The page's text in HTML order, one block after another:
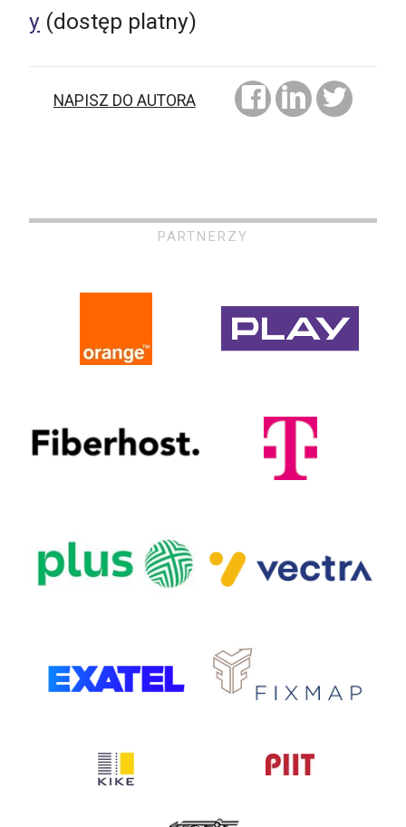
y (dostęp platny)
NAPISZ DO AUTORA
PARTNERZY